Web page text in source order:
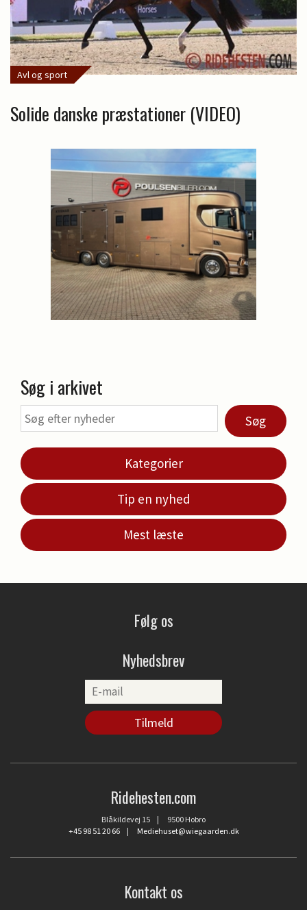
Avl og sport
Solide danske præstationer (VIDEO)
Søg i arkivet
Søg
Kategorier
Tip en nyhed
Mest læste
Følg os
Nyhedsbrev
Ridehesten.com
Blåkildevej 15 | 9500 Hobro
+45 98 51 20 66| Mediehuset@wiegaarden.dk
Kontakt os